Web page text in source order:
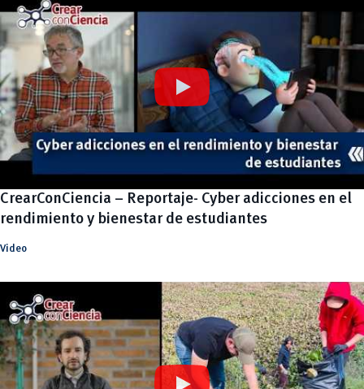
CrearConCiencia – Reportaje- Cyber adicciones en el
rendimiento y bienestar de estudiantes
Video